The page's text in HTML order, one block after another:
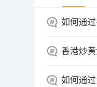
如何通
香港炒
如何通